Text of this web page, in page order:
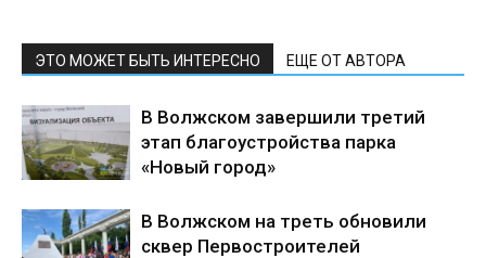
ЭТО МОЖЕТ БЫТЬ ИНТЕРЕСНО ЕЩЕ ОТ АВТОРА
В Волжском завершили третий
этап благоустройства парка
«Новый город»
В Волжском на треть обновили
сквер Первостроителей